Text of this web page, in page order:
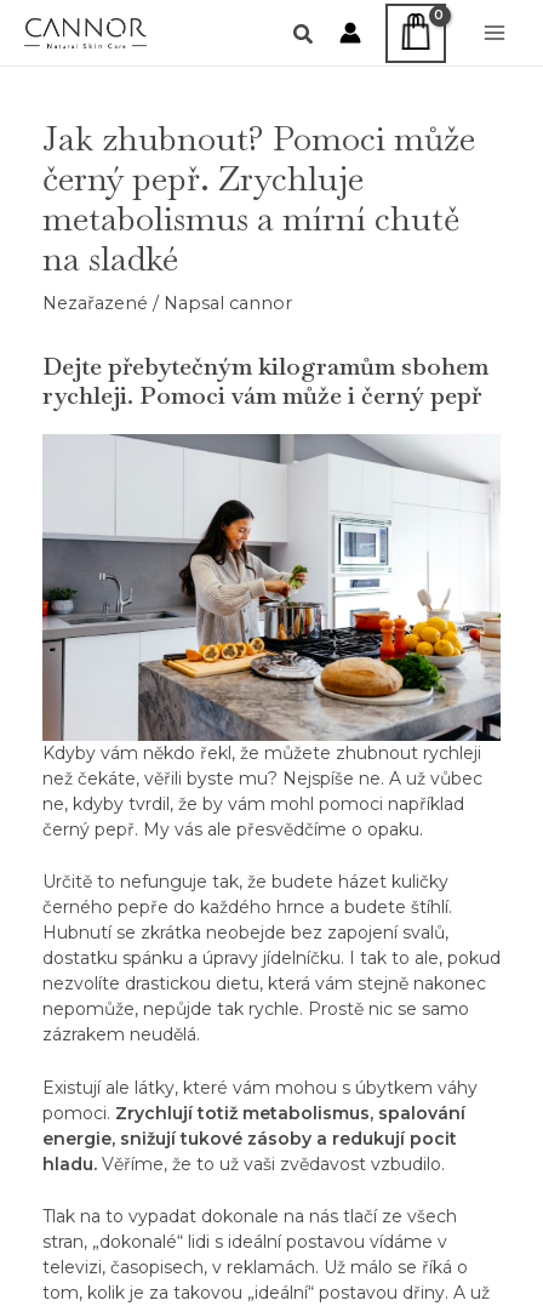
Jak zhubnout? Pomoci může
černý pepř. Zrychluje
metabolismus a mírní chutě
na sladké
Nezařazené / Napsal cannor
Dejte přebytečným kilogramům sbohem
rychleji. Pomoci vám může i černýpepř
Kdyby vám někdo řekl, že můžete zhubnout rychleji
než čekáte, věřili byste mu? Nejspíše ne. A už vůbec
ne, kdyby tvrdil, že by vám mohl pomoci například
černý pepř. My vás ale přesvědčíme o opaku.
Určitě to nefunguje tak, že budete házet kuličky
černého pepře do každého hrnce a budete štíhlí.
Hubnutí se zkrátka neobejde bez zapojení svalů,
dostatku spánku a úpravy jídelníčku. I tak to ale, pokud
nezvolíte drastickou dietu, která vám stejně nakonec
nepomůže, nepůjde tak rychle. Prostě nic se samo
zázrakem neudělá.
Existují ale látky, které vám mohou s úbytkem váhy
pomoci. Zrychlují totiž metabolismus, spalování
energie, snižují tukové zásoby a redukují pocit
hladu.Věříme, že to už vaši zvědavost vzbudilo.
Tlak na to vypadat dokonale na nás tlačí ze všech
stran, „dokonalé“ lidi s ideální postavou vídáme v
televizi, časopisech, v reklamách. Už málo se říká o
tom, kolik je za takovou „ideální“ postavou dřiny. A už